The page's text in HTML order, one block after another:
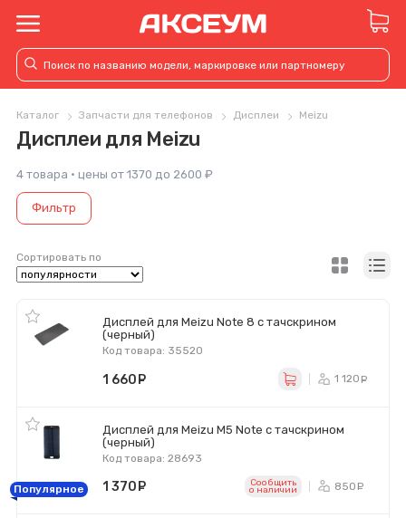
Каталог Запчасти для телефонов Дисплеи Meizu
Дисплеи для Meizu
4 товара · цены от 1370 до 2600 ₽
Фильтр
Сортировать по
Дисплей для Meizu Note 8 с тачскрином
(черный)
Код товара: 35520
1 660 1 120
Дисплей для Meizu M5 Note с тачскрином
(черный)
Код товара: 28693
Популярное 1 370 Сообщить
o наличии 850